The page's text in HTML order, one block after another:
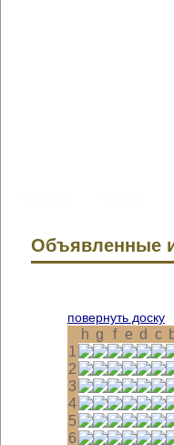
Объявленные
повернуть доску
h g f e d c
1
2
3
4
5
6